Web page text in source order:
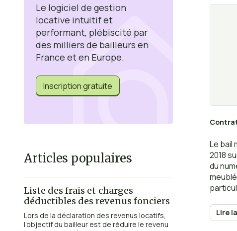
Le logiciel de gestion
locative intuitif et
performant, plébiscité par
des milliers de bailleurs en
France et en Europe.
Inscription gratuite
Articles populaires
Liste des frais et charges
déductibles des revenus fonciers
Lors de la déclaration des revenus locatifs,
l’objectif du bailleur est de réduire le revenu
Le bail
2018
du
ainsi
Lire